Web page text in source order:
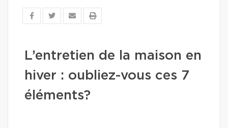
L’entretien de la maison en
hiver : oubliez-vous ces 7
éléments?